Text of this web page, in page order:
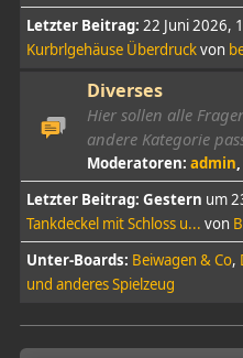
Letzter Beitrag: 22 Juni 2026,
Kurbrlgehäuse Überdruckvon
Diverses
Hier sollen alle
andere Kategorie
Moderatoren: admin,
Letzter Beitrag: Gestern um
Tankdeckel mit Schloss u... von
Unter-Boards Beiwagen & Co
und anderes Spielzeug